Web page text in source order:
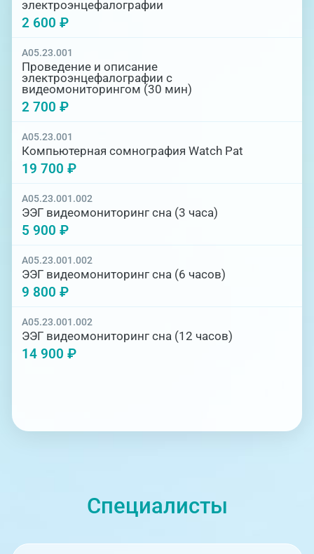
электроэнцефалографии
2 600 ₽
A05.23.001
Проведение и описание
электроэнцефалографии с
видеомониторингом (30 мин)
2 700 ₽
A05.23.001
Компьютерная сомнография Watch Pat
19 700 ₽
A05.23.001.002
ЭЭГ видеомониторинг сна (3 часа)
5 900 ₽
A05.23.001.002
ЭЭГ видеомониторинг сна (6 часов)
9 800 ₽
A05.23.001.002
ЭЭГ видеомониторинг сна (12 часов)
14 900 ₽
Специалисты